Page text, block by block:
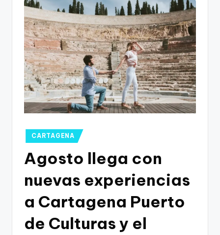
informa
Cartagena,
Cartagena,
Publicado
en
CARTAGENA
Agosto llega con
nuevas experiencias
a Cartagena Puerto
de Culturas y el